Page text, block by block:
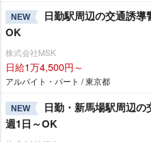
NEW
日勤駅周辺の交通誘
OK
株式会社MSK
日給1万4,500円～
アルバイト・パート / 東京都
NEW
日勤・新馬場駅周辺
週1日～OK